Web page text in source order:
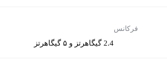
فرکانس
2.4 گیگاهرتز و ۵ گیگاهرتز